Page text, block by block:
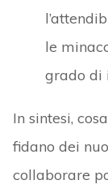
le
grado di
In sintesi,
fidano dei
collaborare